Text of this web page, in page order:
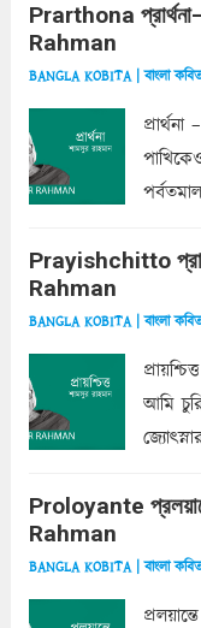
একান্ত
Prarthona
Rahman
BANGLA KOBITA | বাংলা
তার
Prayishchitto
Rahman
BANGLA KOBITA | বাংলা
আমি
Proloyante
Rahman
BANGLA KOBITA | বাংলা